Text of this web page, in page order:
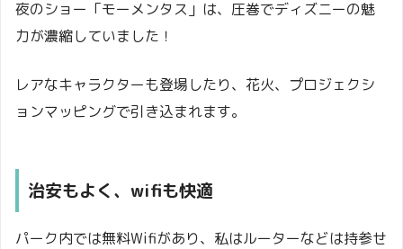
夜のショー「モーメンタス」は、圧巻でディズニーの魅
力が濃縮していました！
レアなキャラクターも登場したり、花火、プロジェクシ
ョンマッピングで引き込まれます。
治安もよく、wifiも快適
パーク内では無料Wifiがあり、私はルーターなどは持参せ